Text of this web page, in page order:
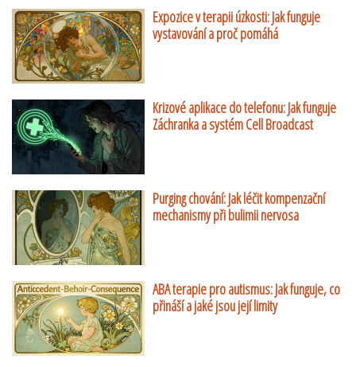
Expozice v terapii úzkosti: Jak funguje
vystavování a proč pomáhá
Krizové aplikace do telefonu: Jak funguje
Záchranka a systém Cell Broadcast
Purging chování: Jak léčit kompenzační
mechanismy při bulimii nervosa
ABA terapie pro autismus: Jak funguje, co
přináší a jaké jsou její limity